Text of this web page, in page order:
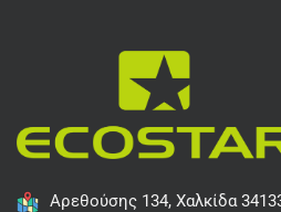
Αρεθούσης 134, Χαλκίδα